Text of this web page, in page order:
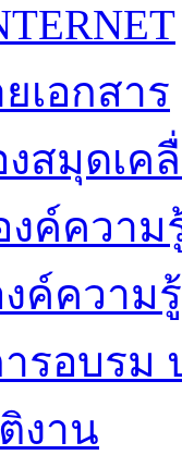
เอกสาร
สมุดเค
งค์ความ
ค์ความ
รอบรม
งาน